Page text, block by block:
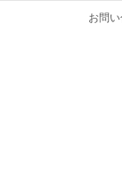
お問